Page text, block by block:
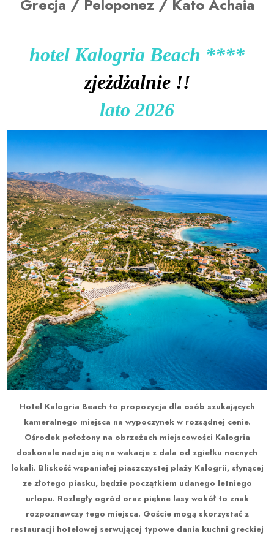
Grecja / Peloponez / Kato Achaia
hotel Kalogria Beach ****
zjeżdżalnie !!
lato 2026
Hotel Kalogria Beach to propozycja dla osób szukających
kameralnego miejsca na wypoczynek w rozsądnej cenie.
Ośrodek położony na obrzeżach miejscowości Kalogria
doskonale nadaje się na wakacje z dala od zgiełku nocnych
lokali. Bliskość wspaniałej piaszczystej plaży Kalogrii, słynącej
ze złotego piasku, będzie początkiem udanego letniego
urlopu. Rozległy ogród oraz piękne lasy wokół to znak
rozpoznawczy tego miejsca. Goście mogą skorzystać z
restauracji hotelowej serwującej typowe dania kuchni greckiej